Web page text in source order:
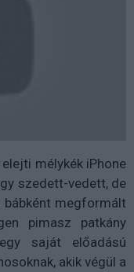
mélykék iPhone
szedett-vedett, de
megformált
pimasz patkány
saját előadású
akik végül a